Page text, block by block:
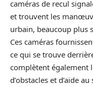
caméras de recul
et trouvent les
urbain, beaucoup plus
Ces caméras
ce qui se trouve
complètent également
d’obstacles et d’aide